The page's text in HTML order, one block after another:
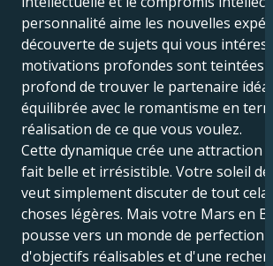
personnalité aime les nouvelles
découverte de sujets qui vous
motivations profondes sont teintées
profond de trouver le partenaire
équilibrée avec le romantisme en
réalisation de ce que vous voulez.
Cette dynamique crée une attraction
fait belle et irrésistible. Votre soleil des
veut simplement discuter de tout cela
choses légères. Mais votre Mars en
pousse vers un monde de perfection
d'objectifs réalisables et d'une